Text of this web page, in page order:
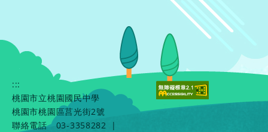
:::
桃園市立桃園國民中學
桃園市桃園區莒光街2號
聯絡電話
03-3358282
|